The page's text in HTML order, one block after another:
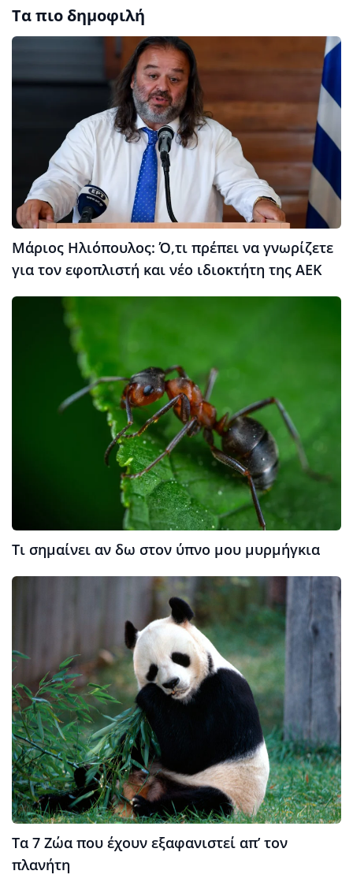
Τα πιο δημοφιλή
Μάριος Ηλιόπουλος: Ό,τι πρέπει να γνωρίζετε
για τον εφοπλιστή και νέο ιδιοκτήτη της ΑΕΚ
Τι σημαίνει αν δω στον ύπνο μου μυρμήγκια
Τα 7 Ζώα που έχουν εξαφανιστεί απ’ τον
πλανήτη